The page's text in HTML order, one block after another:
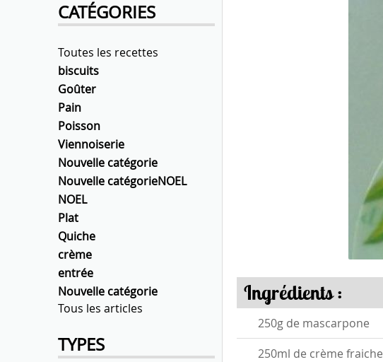
Ingrédients :
250g de mascarpone
250ml de crème fraiche
CATÉGORIES
Toutes les recettes
biscuits
Goûter
Pain
Poisson
Viennoiserie
Nouvelle catégorie
Nouvelle catégorieNOEL
NOEL
Plat
Quiche
crème
entrée
Nouvelle catégorie
Tous les articles
TYPES